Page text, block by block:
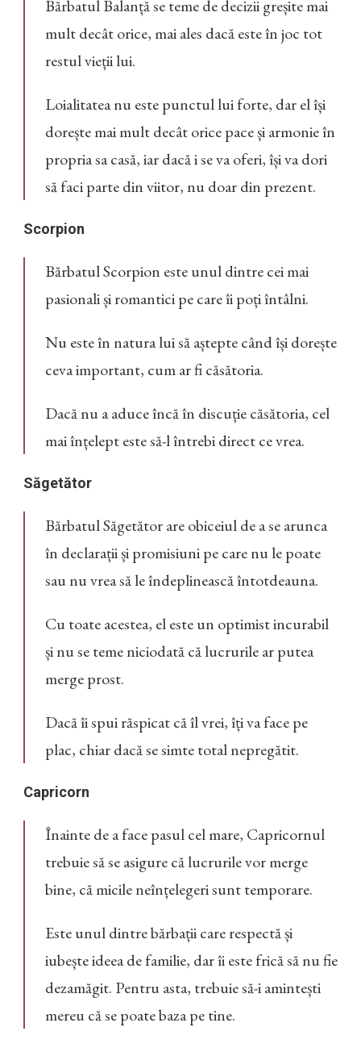
Bărbatul Balanță se teme de decizii greșite mai
mult decât orice, mai ales dacă este în joc tot
restul vieții lui.
Loialitatea nu este punctul lui forte, dar el își
dorește mai mult decât orice pace și armonie în
propria sa casă, iar dacă i se va oferi, își va dori
să faci parte din viitor, nu doar din prezent.
Scorpion
Bărbatul Scorpion este unul dintre cei mai
pasionali și romantici pe care îi poți întâlni.
Nu este în natura lui să aștepte când își dorește
ceva important, cum ar fi căsătoria.
Dacă nu a aduce încă în discuție căsătoria, cel
mai înțelept este să-l întrebi direct ce vrea.
Săgetător
Bărbatul Săgetător are obiceiul de a se arunca
în declarații și promisiuni pe care nu le poate
sau nu vrea să le îndeplinească întotdeauna.
Cu toate acestea, el este un optimist incurabil
și nu se teme niciodată că lucrurile ar putea
merge prost.
Dacă îi spui răspicat că îl vrei, îți va face pe
plac, chiar dacă se simte total nepregătit.
Capricorn
Înainte de a face pasul cel mare, Capricornul
trebuie să se asigure că lucrurile vor merge
bine, că micile neînțelegeri sunt temporare.
Este unul dintre bărbații care respectă și
iubește ideea de familie, dar îi este frică să nu fie
dezamăgit. Pentru asta, trebuie să-i amintești
mereu că se poate baza pe tine.